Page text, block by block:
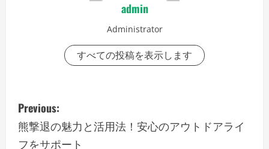
admin
Administrator
すべての投稿を表示します
P
o
Previous:
熊撃退の魅力と活用法！安心のアウトドアライ
フをサポート